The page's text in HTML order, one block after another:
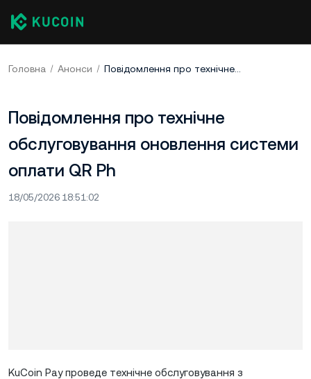
Головна Анонси Повідомлення про технічне обслуговування оновлення системи оплати QR Ph
Повідомлення про технічне
обслуговування оновлення системи
оплати QR Ph
18/05/2026 18:51:02
KuCoin Pay проведе технічне обслуговування з